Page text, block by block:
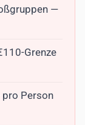
—
Grenze
Person